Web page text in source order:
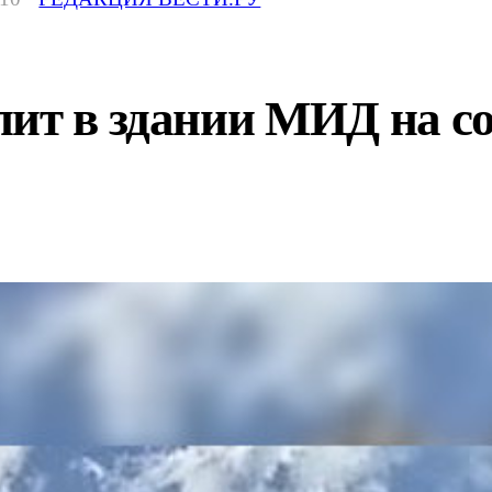
в здании МИД на